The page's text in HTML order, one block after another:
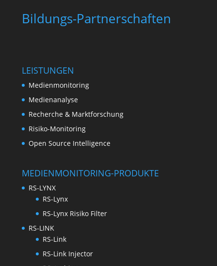
Bildungs-Partnerschaften
LEISTUNGEN
Medienmonitoring
Medienanalyse
Recherche & Marktforschung
Risiko-Monitoring
Open Source Intelligence
MEDIENMONITORING-PRODUKTE
RS-LYNX
RS-Lynx
RS-Lynx Risiko Filter
RS-LINK
RS-Link
RS-Link Injector